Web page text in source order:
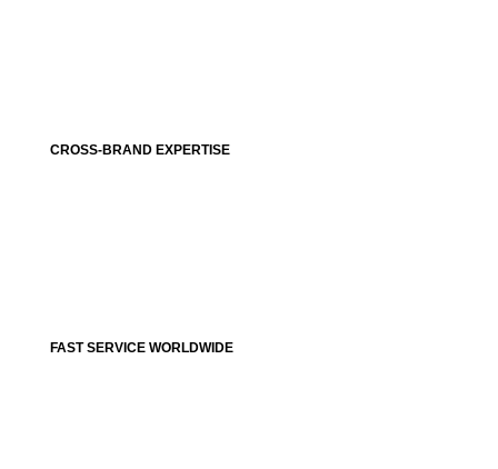
CROSS-BRAND EXPERTISE
FAST SERVICE WORLDWIDE